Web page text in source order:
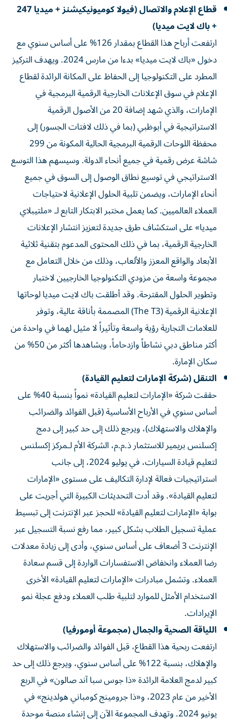
قطاع الإعلام والاتصال (فيولا كوميونيكيشنز + ميديا 247
+ باك لايت ميديا)
ارتفعت أرباح هذا القطاع بمقدار 126% على أساس سنوي مع
دخول «باك لايت ميديا» بدءا من مارس 2024. ويهدف التركيز
المطرد على التكنولوجيا إلى الحفاظ على المكانة الرائدة لقطاع
الإعلام في سوق الإعلانات الخارجية الرقمية البرمجية في
الإمارات، والذي شهد إضافة 20 من الأصول الرقمية
الاستراتيجية في أبوظبي (بما في ذلك لافتات الجسور) إلى
محفظة اللوحات الرقمية البرمجية الحالية المكونة من 299
شاشة عرض رقمية في جميع أنحاء الدولة. وسيسهم هذا التوسع
الاستراتيجي في توسيع نطاق الوصول إلى السوق في جميع
أنحاء الإمارات، ويضمن تلبية الحلول الإعلانية لاحتياجات
العملاء العالميين. كما يعمل مختبر الابتكار التابع لـ «ملتيبلاي
ميديا» على استكشاف طرق جديدة لتعزيز انتشار الإعلانات
الخارجية الرقمية، بما في ذلك المحتوى المدعوم بتقنية ثلاثية
الأبعاد والواقع المعزز والألعاب، وذلك من خلال التعامل مع
مجموعة واسعة من مزودي التكنولوجيا الخارجيين لاختبار
وتطوير الحلول المقترحة. وقد أطلقت باك لايت ميديا لوحاتها
الإعلانية الرقمية (The T3) المصممة بأناقة عالية، وتوفر
للعلامات التجارية رؤية واسعة وتأثيراً لا مثيل لهما في واحدة من
أكثر مناطق دبي نشاطاً وازدحاماً، ويشاهدها أكثر من 50% من
سكان الإمارة.
التنقل (شركة الإمارات لتعليم القيادة)
حققت شركة «الإمارات لتعليم القيادة» نمواً بنسبة 40% على
أساس سنوي في الأرباح الأساسية (قبل الفوائد والضرائب
والإهلاك والاستهلاك)، ويرجع ذلك إلى حد كبير إلى دمج
إكسلنس بريمير للاستثمار ذ.م.م، الشركة الأم لـمركز إكسلنس
لتعليم قيادة السيارات، في يوليو 2024، إلى جانب
استراتيجيات فعالة لإدارة التكاليف على مستوى «الإمارات
لتعليم القيادة». وقد أدت التحديثات الكبيرة التي أجريت على
بوابة «الإمارات لتعليم القيادة» للحجز عبر الإنترنت إلى تبسيط
عملية تسجيل الطلاب بشكل كبير، مما رفع نسبة التسجيل عبر
الإنترنت 3 أضعاف على أساس سنوي، وأدى إلى زيادة معدلات
رضا العملاء وانخفاض الاستفسارات الواردة إلى قسم سعادة
العملاء. وتشمل مبادرات «الإمارات لتعليم القيادة» الأخرى
الاستخدام الأمثل للموارد لتلبية طلب العملاء ودفع عجلة نمو
الإيرادات.
اللياقة الصحية والجمال (مجموعة أومورفيا)
ارتفعت ربحية هذا القطاع، قبل الفوائد والضرائب والاستهلاك
والإهلاك، بنسبة 122% على أساس سنوي، ويرجع ذلك إلى حد
كبير لدمج العلامة الرائدة «ذا جوس سبا آند صالون» في الربع
الأخير من عام 2023، و«ذا جرومينج كومباني هولدينج» في
يونيو 2024. وتهدف المجموعة الآن إلى إنشاء منصة موحدة